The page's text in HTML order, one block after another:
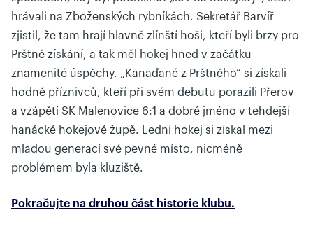
hrávali na Zboženských rybníkách. Sekretář Barvíř
zjistil, že tam hrají hlavně zlínští hoši, kteří byli brzy pro
Prštné získání, a tak měl hokej hned v začátku
znamenité úspěchy. „Kanaďané z Prštného“ si získali
hodně příznivců, kteří při svém debutu porazili Přerov
a vzápětí SK Malenovice 6:1 a dobré jméno v tehdejší
hanácké hokejové župě. Lední hokej si získal mezi
mladou generací své pevné místo, nicméně
problémem byla kluziště.
Pokračujte na druhou část historie klubu.